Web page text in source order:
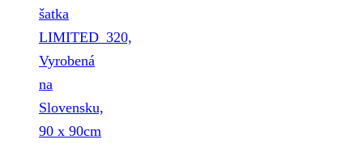
šatka
LIMITED_320,
Vyrobená
na
Slovensku,
90 x 90cm